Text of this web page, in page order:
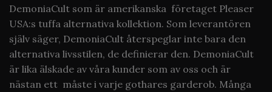
DemoniaCult som är amerikanska företaget Pleaser
USA:s tuffa alternativa kollektion. Som leverantören
själv säger, DemoniaCult återspeglar inte bara den
alternativa livsstilen, de definierar den. DemoniaCult
är lika älskade av våra kunder som av oss och är
nästan ett måste i varje gothares garderob. Många